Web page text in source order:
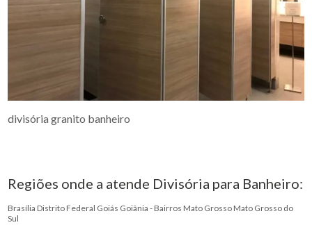
divisória granito banheiro
Regiões onde a atende Divisória para Banheiro:
Brasília Distrito Federal Goiás Goiânia - Bairros Mato Grosso Mato Grosso do
Sul